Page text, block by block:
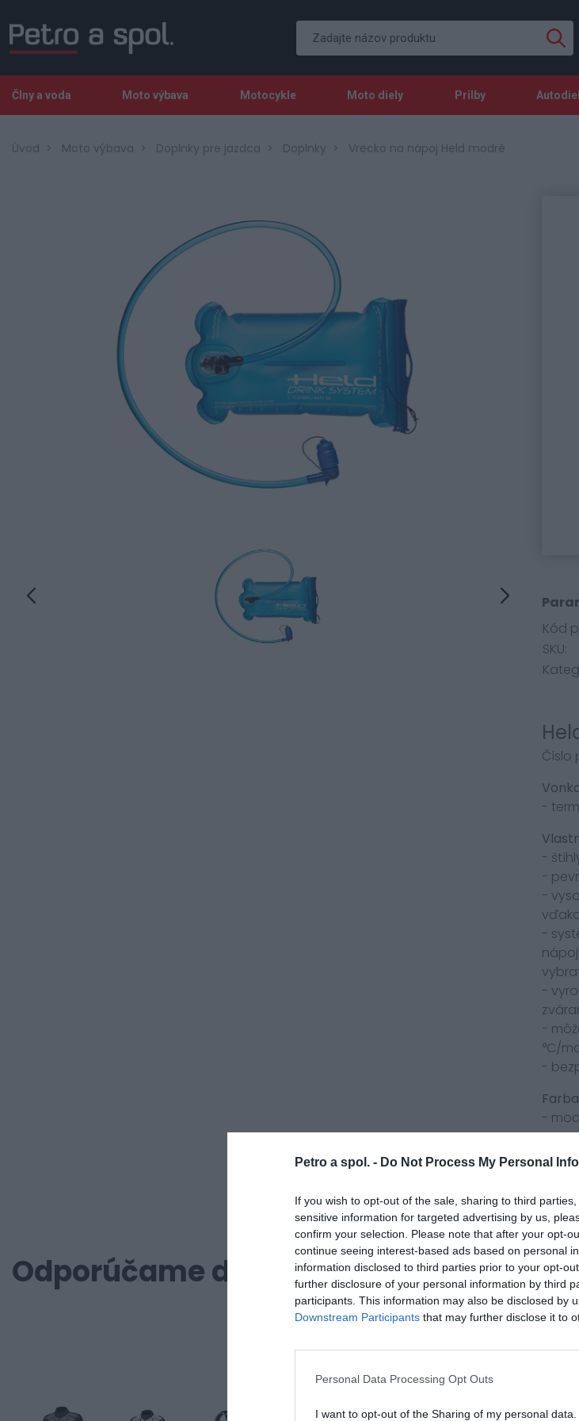
Petro a spol. - Do Not Process My Personal
If you wish to opt-out of the sale, sharing to third
sensitive information for targeted advertising by us,
confirm your selection. Please note that after your opt-
continue seeing interest-based ads based on personal
information disclosed to third parties prior to your opt-
further disclosure of your personal information by third
participants. This information may also be disclosed by
Downstream Participants that may further disclose it to
Personal Data Processing Opt Outs
I want to opt-out of the Sharing of my personal data.
Člny a voda Moto výbava Motocykle Moto diely Prilby
Úvod Moto výbava Doplnky pre jazdca Doplnky Vrecko na nápoj Held modré
Kód
SKU:
Číslo
-
-
-
-
-
-
-
°C/
-
Farba
-
- 33
Odporúčame dokúpiť